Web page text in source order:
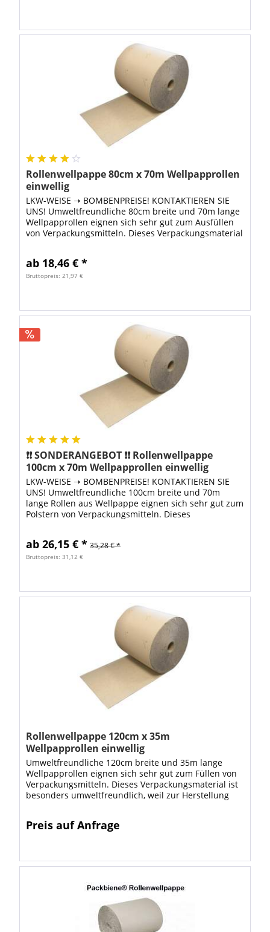
Rollenwellpappe 80cm x 70m Wellpapprollen
einwellig
LKW-WEISE ➝ BOMBENPREISE! KONTAKTIEREN SIE
UNS! Umweltfreundliche 80cm breite und 70m lange
Wellpapprollen eignen sich sehr gut zum Ausfüllen
von Verpackungsmitteln. Dieses Verpackungsmaterial
ab 18,46 € *
Bruttopreis: 21,97 €
❗❗ SONDERANGEBOT ❗❗ Rollenwellpappe
100cm x 70m Wellpapprollen einwellig
LKW-WEISE ➝ BOMBENPREISE! KONTAKTIEREN SIE
UNS! Umweltfreundliche 100cm breite und 70m
lange Rollen aus Wellpappe eignen sich sehr gut zum
Polstern von Verpackungsmitteln. Dieses
ab 26,15 € * 35,28 € *
Bruttopreis: 31,12 €
Rollenwellpappe 120cm x 35m
Wellpapprollen einwellig
Umweltfreundliche 120cm breite und 35m lange
Wellpapprollen eignen sich sehr gut zum Füllen von
Verpackungsmitteln. Dieses Verpackungsmaterial ist
besonders umweltfreundlich, weil zur Herstellung
Preis auf Anfrage